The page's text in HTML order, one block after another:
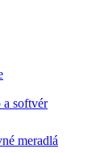
softvér
meradlá